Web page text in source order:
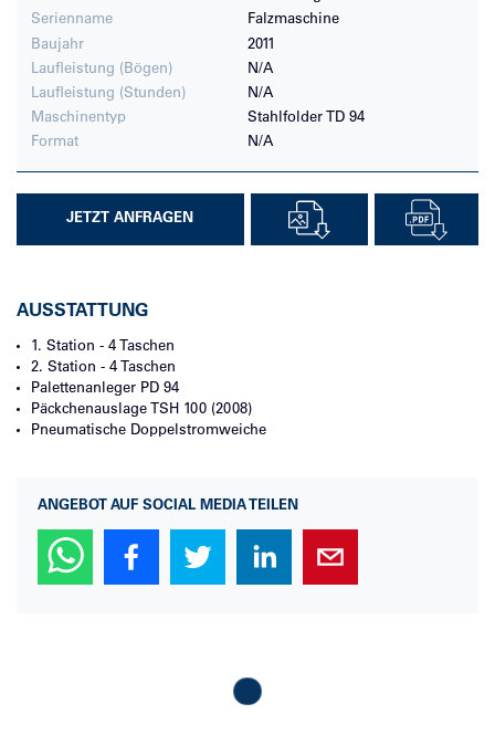
Serienname
Falzmaschine
Baujahr
2011
Laufleistung (Bögen)
N/A
Laufleistung (Stunden)
N/A
Maschinentyp
Stahlfolder TD 94
Format
N/A
JETZT ANFRAGEN
AUSSTATTUNG
1. Station - 4 Taschen
2. Station - 4 Taschen
Palettenanleger PD 94
Päckchenauslage TSH 100 (2008)
Pneumatische Doppelstromweiche
ANGEBOT AUF SOCIAL MEDIA TEILEN
Loading...